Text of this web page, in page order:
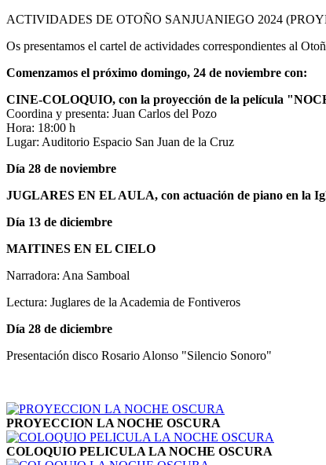
ACTIVIDADES DE OTOÑO SANJUANIEGO 2024
Os presentamos el cartel de actividades correspondientes al
Comenzamos el próximo domingo, 24 de noviembre con:
CINE-COLOQUIO, con la proyección de la película
Coordina y presenta: Juan Carlos del Pozo
Hora: 18:00 h
Lugar: Auditorio Espacio San Juan de la Cruz
Día 28 de noviembre
JUGLARES EN EL AULA, con actuación de piano en la
Día 13 de diciembre
MAITINES EN EL CIELO
Narradora: Ana Samboal
Lectura: Juglares de la Academia de Fontiveros
Día 28 de diciembre
Presentación disco Rosario Alonso "Silencio Sonoro"
PROYECCION LA NOCHE OSCURA
COLOQUIO PELICULA LA NOCHE OSCURA